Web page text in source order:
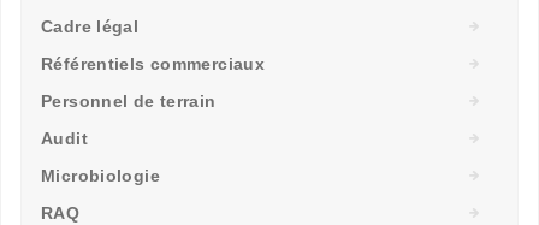
Cadre légal
Référentiels commerciaux
Personnel de terrain
Audit
Microbiologie
RAQ